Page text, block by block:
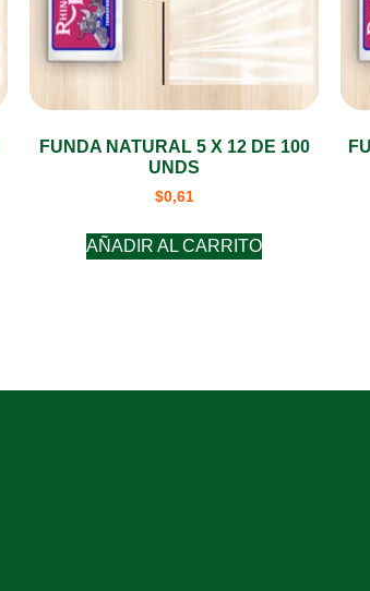
FUNDA NATURAL 5 X 12 DE 100
UNDS
$0,61
AÑADIR AL CARRITO